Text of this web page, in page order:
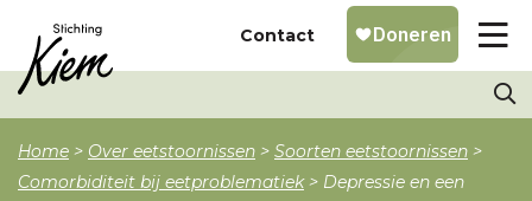
Contact
Home > Over eetstoornissen > Soorten eetstoornissen >
Comorbiditeit bij eetproblematiek> Depressie en een